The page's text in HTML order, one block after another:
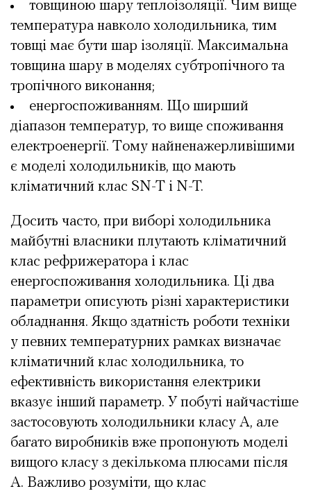
товщиною шару теплоізоляції. Чим вище
температура навколо холодильника, тим
товщі має бути шар ізоляції. Максимальна
товщина шару в моделях субтропічного та
тропічного виконання;
енергоспоживанням. Що ширший
діапазон температур, то вище споживання
електроенергії. Тому найненажерливішими
є моделі холодильників, що мають
кліматичний клас SN-T і N-T.
Досить часто, при виборі холодильника
майбутні власники плутають кліматичний
клас рефрижератора і клас
енергоспоживання холодильника. Ці два
параметри описують різні характеристики
обладнання. Якщо здатність роботи техніки
у певних температурних рамках визначає
кліматичний клас холодильника, то
ефективність використання електрики
вказує інший параметр. У побуті найчастіше
застосовують холодильники класу A, але
багато виробників вже пропонують моделі
вищого класу з декількома плюсами після
A. Важливо розуміти, що клас